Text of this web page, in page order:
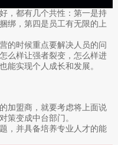
都有几个共性：第一是持
绑，第四是员工有无限的上
时候重点要解决人员的问
么样让强者裂变，怎么样进
能实现个人成长和发展。
盟商，就要考虑将上面说
策变成中台部门。
并具备培养专业人才的能